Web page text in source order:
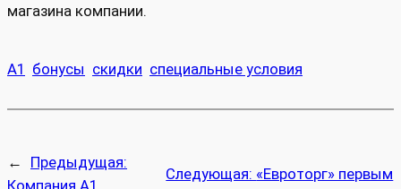
магазина компании.
А1 бонусы скидки специальные условия
←
Предыдущая:
Компания А1
Следующая: «Евроторг» первым